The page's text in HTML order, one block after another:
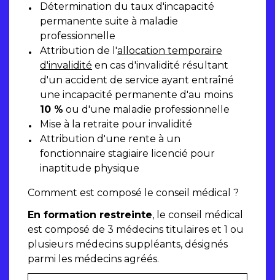
Détermination du taux d'incapacité
permanente suite à maladie
professionnelle
Attribution de l'allocation temporaire
d'invalidité en cas d'invalidité résultant
d'un accident de service ayant entraîné
une incapacité permanente d'au moins
10 % ou d'une maladie professionnelle
Mise à la retraite pour invalidité
Attribution d'une rente à un
fonctionnaire stagiaire licencié pour
inaptitude physique
Comment est composé le conseil médical ?
En formation restreinte, le conseil médical
est composé de 3 médecins titulaires et 1 ou
plusieurs médecins suppléants, désignés
parmi les médecins agréés.